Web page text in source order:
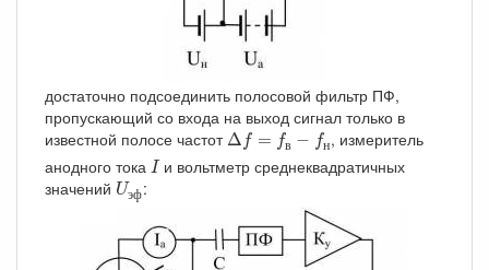
достаточно подсоединить полосовой фильтр ПФ,
пропускающий со входа на выход сигнал только в
известной полосе частот Δ f = fв − fн
Δf=fв−fн
, измеритель
анодного тока IIи вольтметр среднеквадратичных
значений Uэф
Uэф
: